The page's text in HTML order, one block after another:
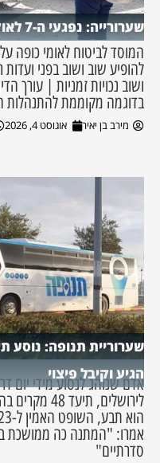
שערורייה: נפגעי ה-7 לאוקטובר ממשיכים להיפגע
להופיע שוב ושוב בפני
ושוב נכויות זמניות | עורך
בדוגמה מקוממת להתנהלות
מירב בן יאיר אוגוסט 4, 2026
הגיע וקיבל פיצוי
אדם שנוהג לנסוע מידי יום
לירושלים,
אמרו: "המתנה כה ממושכת
סדרתיים"